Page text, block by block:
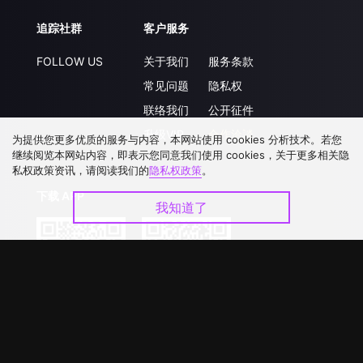
追踪社群
FOLLOW US
客户服务
关于我们
常见问题
联络我们
升级VIP
服务条款
隐私权
公开征件
合作洽談
下载 APP
为提供您更多优质的服务与内容，本网站使用 cookies 分析技术。若您
继续阅览本网站内容，即表示您同意我们使用 cookies，关于更多相关隐
私权政策资讯，请阅读我们的隐私权政策。
我知道了